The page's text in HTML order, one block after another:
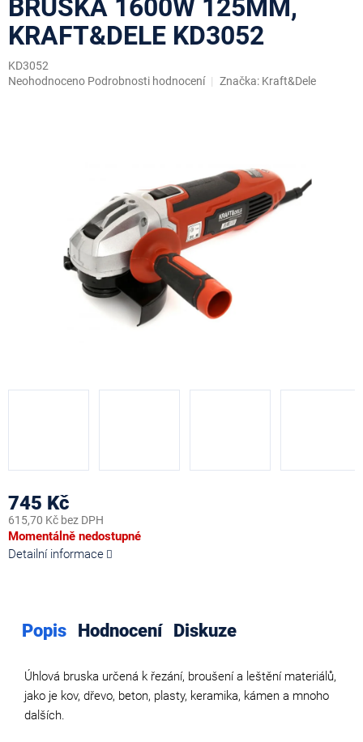
BRUSKA 1600W 125MM,
KRAFT&DELE KD3052
KD3052
Průměrné
Neohodnoceno Podrobnosti hodnocení Značka: Kraft&Dele
745 Kč
615,70 Kč bez DPH
Měrná
cena:
Momentálně nedostupné
Detailní informace
Popis Hodnocení Diskuze
Úhlová bruska určená k řezání, broušení a leštění materiálů,
jako je kov, dřevo, beton, plasty, keramika, kámen a mnoho
dalších.